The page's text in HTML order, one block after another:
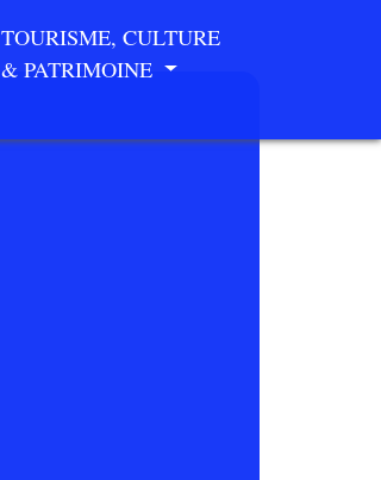
TOURISME, CULTURE
& PATRIMOINE